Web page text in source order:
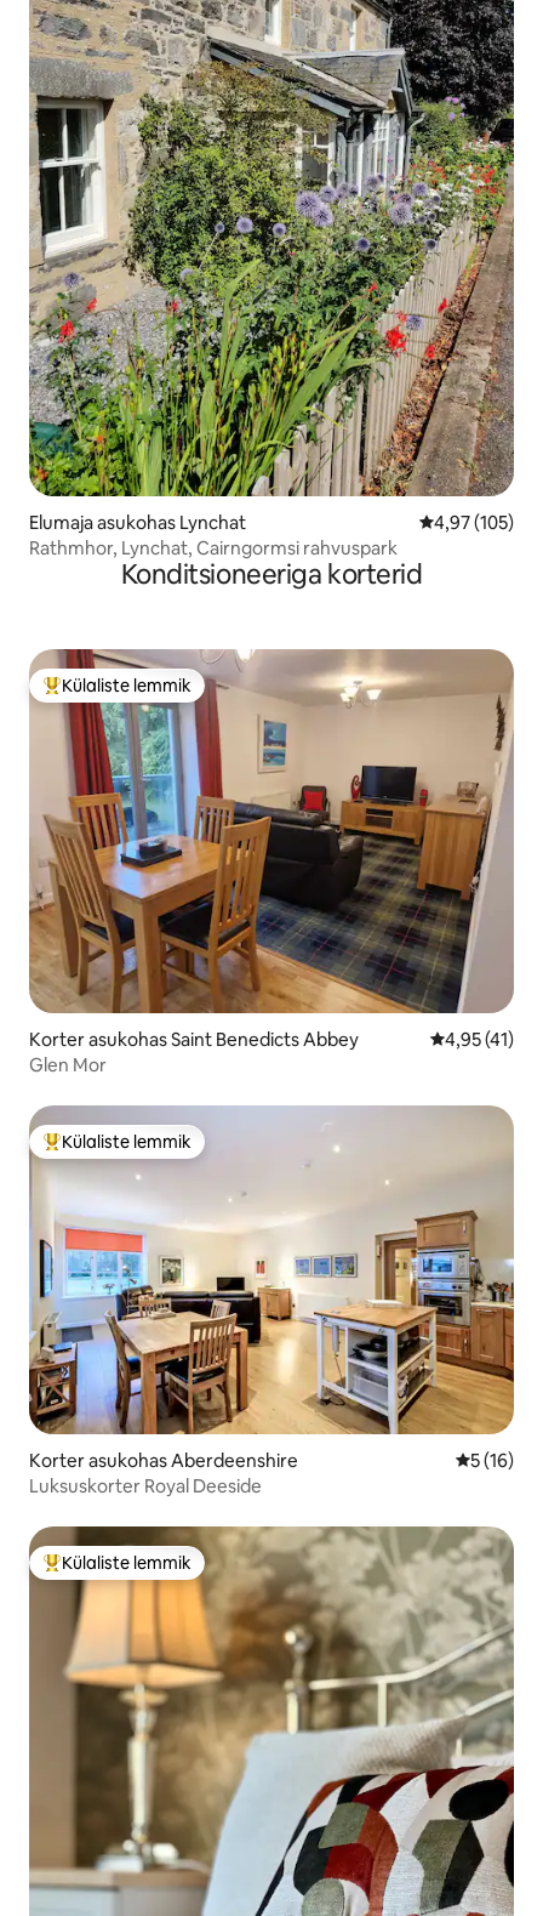
Elumaja asukohas Lynchat Keskmine
4,97 (105)
Rathmhor, Lynchat, Cairngormsi rahvuspark
Konditsioneeriga korterid
Külaliste suur lemmik
Külaliste lemmik
Korter asukohas Saint Benedicts Abbey Keskmine
4,95 (41)
Glen Mor
Külaliste suur lemmik
Külaliste lemmik
Korter asukohas Aberdeenshire Keskmine
5 (16)
Luksuskorter Royal Deeside
Külaliste suur lemmik
Külaliste lemmik